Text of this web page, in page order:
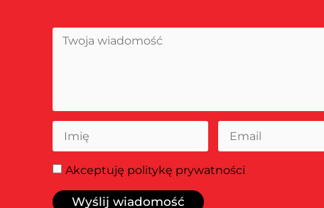
Akceptuję politykę prywatności
Wyślij wiadomość